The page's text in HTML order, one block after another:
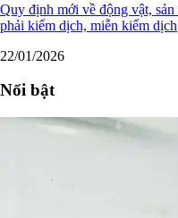
Quy định mới về động vật,
phải kiểm dịch, miễn kiểm dịch
22/01/2026
Nổi bật